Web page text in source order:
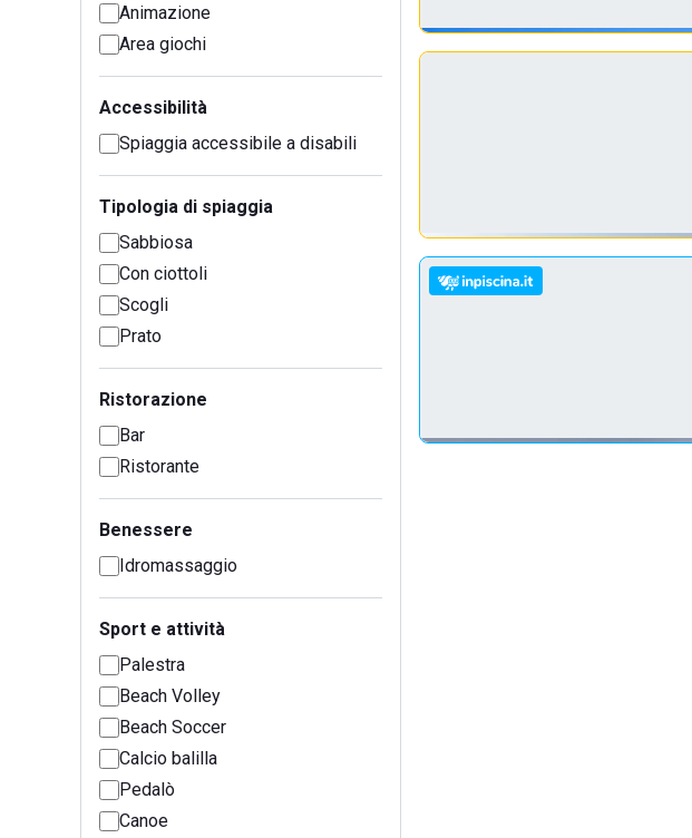
Animazione
Area giochi
Accessibilità
Spiaggia accessibile a disabili
Tipologia di spiaggia
Sabbiosa
Con ciottoli
Scogli
Prato
Ristorazione
Bar
Ristorante
Benessere
Idromassaggio
Sport e attività
Palestra
Beach Volley
Beach Soccer
Calcio balilla
Pedalò
Canoe